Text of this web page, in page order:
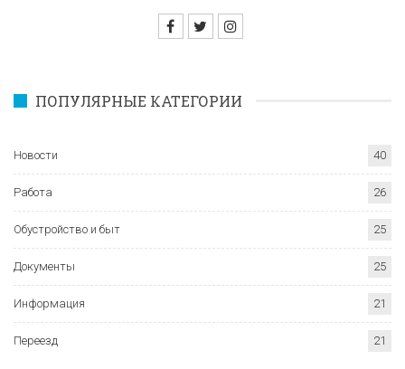
ПОПУЛЯРНЫЕ КАТЕГОРИИ
Новости 40
Работа 26
Обустройство и быт 25
Документы 25
Информация 21
Переезд 21